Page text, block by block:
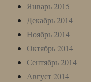
Январь 2015
Декабрь 2014
Ноябрь 2014
Октябрь 2014
Сентябрь 2014
Август 2014